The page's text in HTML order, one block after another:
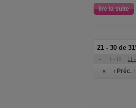
lire la suite
21 - 30 de
« 1 - 10 11
« ‹ Préc.